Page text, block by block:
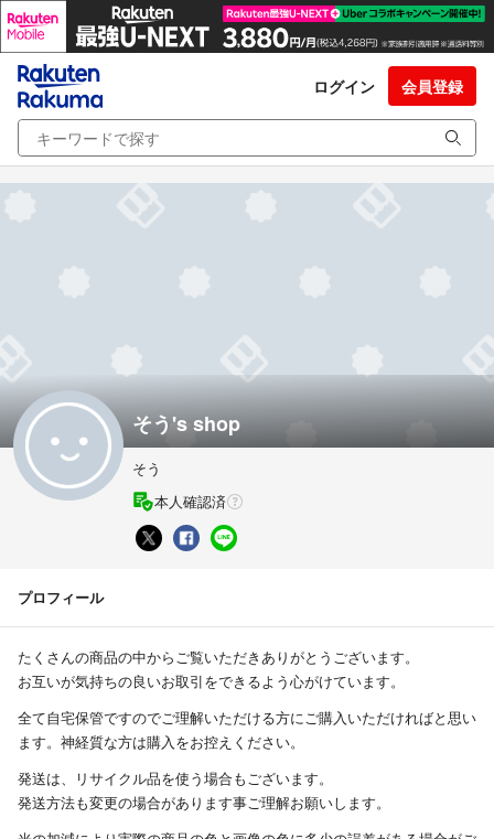
ログイン 会員登録
そう's shop
そう
本人確認済
プロフィール
たくさんの商品の中からご覧いただきありがとうございます。
お互いが気持ちの良いお取引をできるよう心がけています。
全て自宅保管ですのでご理解いただける方にご購入いただければと思い
ます。神経質な方は購入をお控えください。
発送は、リサイクル品を使う場合もございます。
発送方法も変更の場合があります事ご理解お願いします。